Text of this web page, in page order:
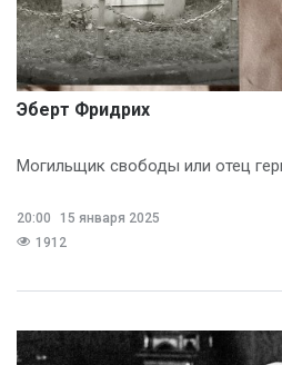
Эберт Фридрих
Могильщик свободы или отец
20:00
15 января 2025
1912